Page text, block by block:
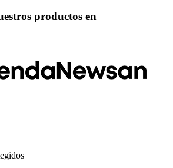
productos en